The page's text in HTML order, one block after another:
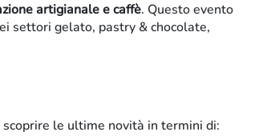
artigianale e caffè. Questo evento
settori gelato, pastry & chocolate,
le ultime novità in termini di: